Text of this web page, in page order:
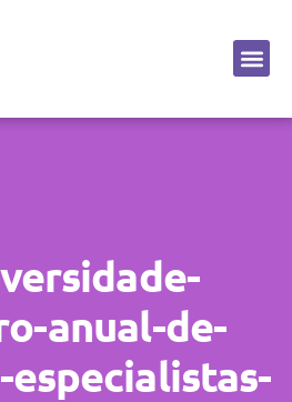
anual-de-
especialistas-